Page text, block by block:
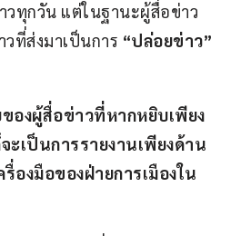
วทุกวัน แต่ในฐานะผู้สื่อข่าว
วที่ส่งมาเป็นการ “ปล่อยข่าว”
องผู้สื่อข่าวที่หากหยิบเพียง
เป็นการรายงานเพียงด้าน
องมือของฝ่ายการเมืองใน